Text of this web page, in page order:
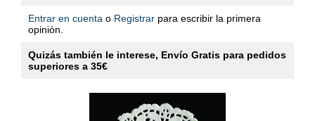
Entrar en cuenta o Registrar para escribir la primera
opinión.
Quizás también le interese, Envío Gratis para pedidos
superiores a 35€